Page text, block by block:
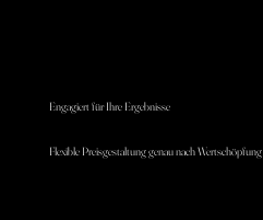
Engagiert für Ihre Ergebnisse
Flexible Preisgestaltung genau nach Wertschöpfung